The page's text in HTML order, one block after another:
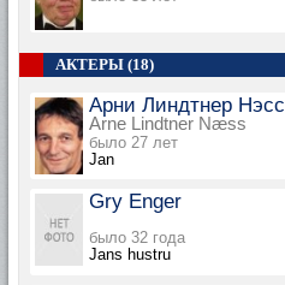
АКТЕРЫ (18)
Арни Линдтнер Нэсс
Arne Lindtner Næss
было 27 лет
Jan
Gry Enger
было 32 года
Jans hustru